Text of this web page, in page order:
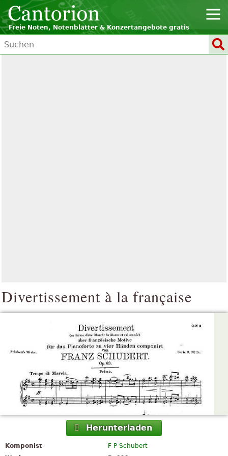
Freie Noten, Notenblätter & Konzertangebote gratis
Divertissement à la française
Herunterladen
Komponist
F P Schubert